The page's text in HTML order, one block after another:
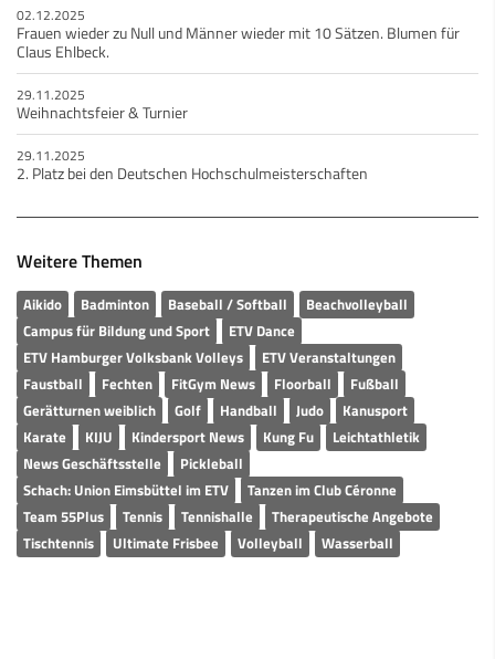
02.12.2025
Frauen wieder zu Null und Männer wieder mit 10 Sätzen. Blumen für
Claus Ehlbeck.
29.11.2025
Weihnachtsfeier & Turnier
29.11.2025
2. Platz bei den Deutschen Hochschulmeisterschaften
Weitere Themen
Aikido Badminton Baseball / Softball
Beachvolleyball
Campus für Bildung und Sport
ETV Dance
ETV Hamburger Volksbank Volleys
ETV Veranstaltungen
Faustball
Fechten FitGym News Floorball
Fußball
Gerätturnen weiblich
Golf Handball Judo
Kanusport
Karate
KIJU Kindersport News Kung Fu
Leichtathletik
News Geschäftsstelle
Pickleball
Schach: Union Eimsbüttel im ETV
Tanzen im Club Céronne
Team 55Plus
Tennis Tennishalle
Therapeutische Angebote
Tischtennis
Ultimate Frisbee Volleyball Wasserball